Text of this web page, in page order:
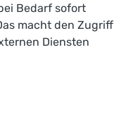
Bedarf sofort
macht den Zugriff
Diensten